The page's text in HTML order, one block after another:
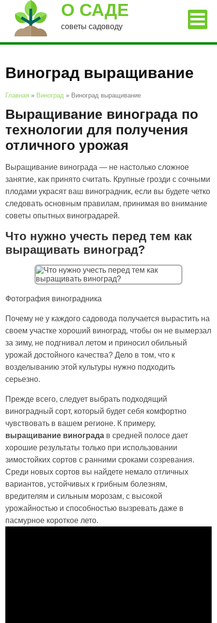
О САДЕ
советы садоводу
Виноград выращивание
Главная » Виноград » Виноград выращивание
Выращивание винограда по
технологии для получения
отличного урожая
Выращивание винограда — не настолько сложное
занятие, как принято считать. Крупные грозди с сочными
плодами украсят ваш виноградник, если вы будете четко
следовать основным правилам, принимая во внимание
советы опытных виноградарей.
Что нужно учесть перед тем как
выращивать виноград?
Фотография виноградника
Почему не у каждого садовода получается вырастить на
своем участке хороший виноград, чтобы он не вымерзал
за зиму, не подгнивал летом и приносил обильный
урожай достойного качества? Дело в том, что к
возделыванию этой культуры нужно подходить
серьезно.
Прежде всего, следует выбрать подходящий
виноградный сорт, который будет себя комфортно
чувствовать в вашем регионе. К примеру,
выращивание винограда в средней полосе дает
хорошие результаты только при использовании
зимостойких сортов с ранними сроками созревания.
Среди новых сортов вы найдете немало отличных
вариантов, устойчивых к грибным болезням,
вредителям и сильным морозам, с высокой
урожайностью и способностью вызревать даже в
пасмурное короткое лето.